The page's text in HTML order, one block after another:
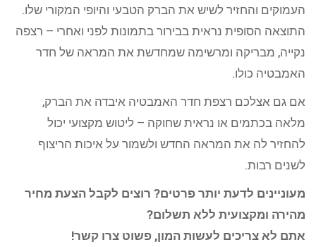
העמוקים והחזיר לשיש את הברק הטבעי והיופי המקורי שלו.
התוצאה הסופית נראית בבירור בתמונות לפני ואחרי – רצפה
נקייה, מבריקה ומרשימה שמחדשת את המראה של חדר
האמבטיה כולו.
אם גם אצלכם רצפת חדר האמבטיה איבדה את הברק,
מלאה בכתמים או נראית שחוקה – ליטוש מקצועי יכול
להחזיר לה את המראה החדש ולשמור על איכות הריצוף
לשנים רבות.
מעוניינים לדעת יותר פרטים? רוצים לקבל הצעת מחיר
מהירה ומקצועית ללא תשלום?
אתם לא צריכים לעשות המון, פשוט צרו קשר!